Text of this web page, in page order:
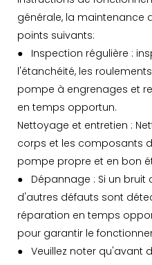
générale, la maintenance
points suivants:
● Inspection régulière :
l'étanchéité, les
pompe à engrenages et
en temps opportun.
Nettoyage et entretien :
corps et les composants
pompe propre et en bon
●
Dépannage : Si un bruit
d'autres défauts sont
réparation en temps
pour garantir le
● Veuillez noter qu'avant